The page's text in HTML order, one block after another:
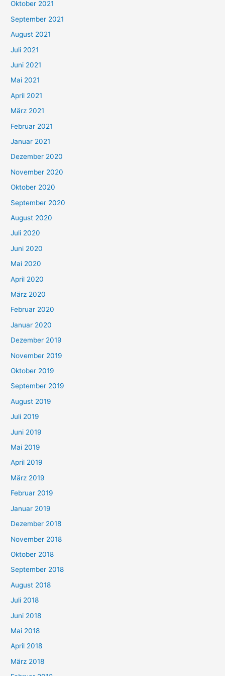
n
n
a
c
h
:
Oktober 2021
September 2021
August 2021
Juli 2021
Juni 2021
Mai 2021
April 2021
März 2021
Februar 2021
Januar 2021
Dezember 2020
November 2020
Oktober 2020
September 2020
August 2020
Juli 2020
Juni 2020
Mai 2020
April 2020
März 2020
Februar 2020
Januar 2020
Dezember 2019
November 2019
Oktober 2019
September 2019
August 2019
Juli 2019
Juni 2019
Mai 2019
April 2019
März 2019
Februar 2019
Januar 2019
Dezember 2018
November 2018
Oktober 2018
September 2018
August 2018
Juli 2018
Juni 2018
Mai 2018
April 2018
März 2018